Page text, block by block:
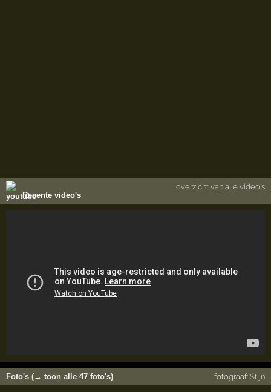
Recente video's
overzicht van alle video's
Foto's (→ toon alle 47 foto's) fotograaf: Stijn